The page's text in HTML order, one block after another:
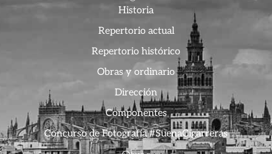
Historia
Repertorio actual
Repertorio histórico
Obras y ordinario
Dirección
Componentes
Concurso de Fotografía #SuenaCigarreras